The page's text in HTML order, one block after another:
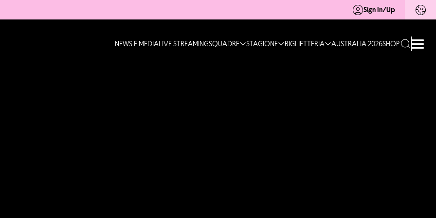
Sign In/Up
NEWS E MEDIALIVE STREAMINGSQUADRE STAGIONE BIGLIETTERIA AUSTRALIA 2026SHOP